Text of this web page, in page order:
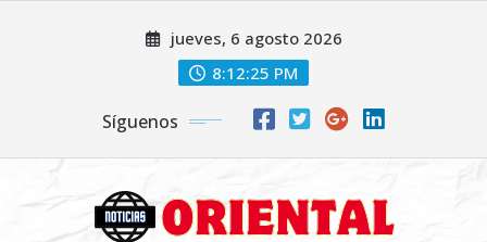
jueves, 6 agosto 2026
8:12:26 PM
Síguenos